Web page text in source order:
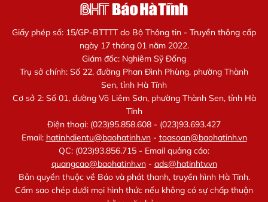
Giấy phép số: 15/GP-BTTTT do Bộ Thông tin - Truyền thông cấp
ngày 17 tháng 01 năm 2022.
Giám đốc: Nghiêm Sỹ Đống
Trụ sở chính: Số 22, đường Phan Đình Phùng, phường Thành
Sen, tỉnh Hà Tĩnh
Cơ sở 2: Số 01, đường Võ Liêm Sơn, phường Thành Sen, tỉnh Hà
Tĩnh
Điện thoại: (023)95.858.608 - (023)93.693.427
Email: hatinhdientu@baohatinh.vn- toasoan@baohatinh.vn
QC: (023)93.856.715 - Email quảng cáo:
quangcao@baohatinh.vn- ads@hatinhtv.vn
Bản quyền thuộc về Báo và phát thanh, truyền hình Hà Tĩnh.
Cấm sao chép dưới mọi hình thức nếu không có sự chấp thuận